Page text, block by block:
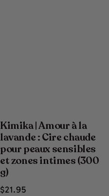
Kimika | Amour à la
lavande : Cire chaude
pour peaux sensibles
et zones intimes (300
g)
Prix
$21.95